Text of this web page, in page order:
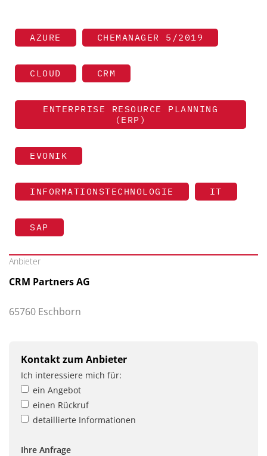
AZURE CHEMANAGER 5/2019
CLOUD CRM
ENTERPRISE RESOURCE PLANNING
(ERP)
EVONIK
INFORMATIONSTECHNOLOGIE IT
SAP
Anbieter
CRM Partners AG
65760 Eschborn
Kontakt zum Anbieter
Ich interessiere mich für:
ein Angebot
einen Rückruf
detaillierte Informationen
Ihre Anfrage